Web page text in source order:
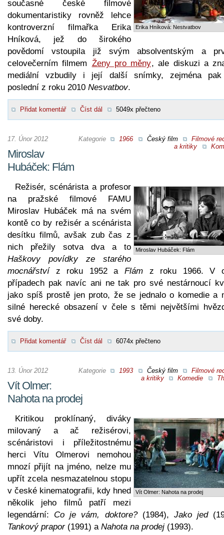
Erika Hníková: Nestvatbov
současné české filmové
dokumentaristiky rovněž lehce
kontroverzní filmařka Erika
Hníková, jež do širokého
povědomí vstoupila již svým absolventským a
celovečerním filmem Ženy pro měny, ale diskuzi a
mediální vzbudily i její další snímky, zejména
poslední z roku 2010 Nesvatbov.
Přidat komentář Číst dál 5049x přečteno
Kategorie 1966 Český film
Filmové
a kritiky
17. Únor 2012
Miroslav
Hubáček: Flám
Miroslav Hubáček: Flám
Režisér, scénárista a profesor
na pražské filmové FAMU
Miroslav Hubáček má na svém
kontě co by režisér a scénárista
desítku filmů, avšak zub čas z
nich přežily sotva dva a to
Haškovy povídky ze starého
mocnářstvíz roku 1952 a Flám z roku 1966. V
případech pak navíc ani ne tak pro své nestárnoucí
jako spíš prostě jen proto, že se jednalo o komedie a
silné herecké obsazení v čele s těmi největšími
své doby.
Přidat komentář Číst dál 6074x přečteno
Kategorie 1993 Český film
Filmové
a kritiky
Komedie
13. Únor 2012
Vít Olmer:
Nahota na prodej
Vít Olmer: Nahota na prodej
Kritikou proklínaný, diváky
milovaný a ač režisérovi,
scénáristovi i příležitostnému
herci Vítu Olmerovi nemohou
mnozí přijít na jméno, nelze mu
upřít zcela nesmazatelnou stopu
v české kinematografii, kdy hned
několik jeho filmů patří mezi
legendární: Co je vám, doktore?(1984), Jako jed
Tankový prapor(1991) a Nahota na prodej (1993).